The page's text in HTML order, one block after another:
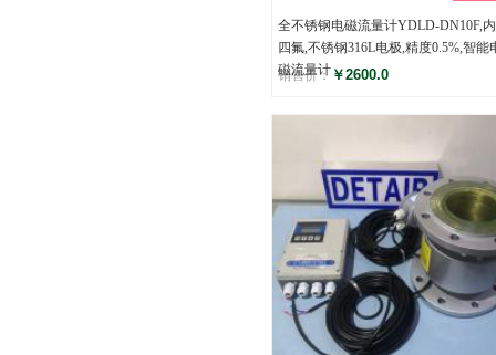
全不锈钢电磁流量计YDLD-DN10F,
四氟,不锈钢316L电极,精度0.5%,智能
磁流量计
销售价： ￥2600.0
评分